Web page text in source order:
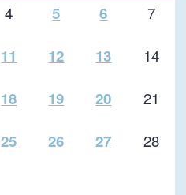
4 5 6
7
11 12 13 14
18 19 20 21
25 26 27 28